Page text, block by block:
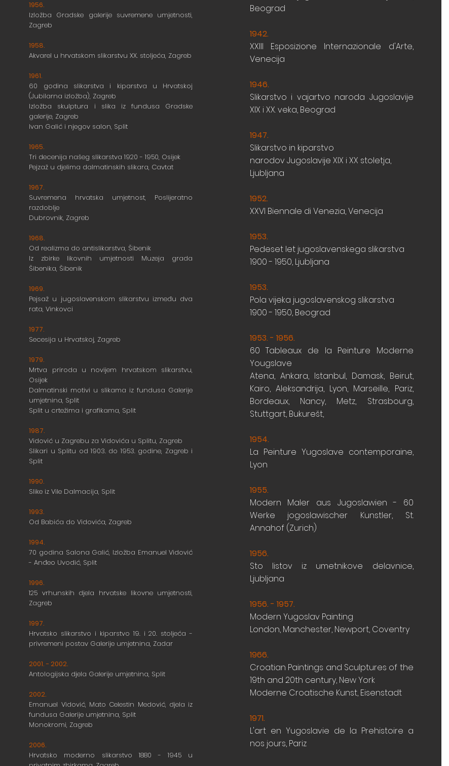
1956.
Izložba Gradske galerije suvremene umjetnosti,
Zagreb
1958.
Akvarel u hrvatskom slikarstvu XX. stoljeća, Zagreb
1961.
60 godina slikarstva i kiparstva u Hrvatskoj
(Jubilarna izložba), Zagreb
Izložba skulptura i slika iz fundusa Gradske
galerije, Zagreb
Ivan Galić i njegov salon, Split
1965.
Tri decenija našeg slikarstva 1920 - 1950, Osijek
Pejzaž u djelima dalmatinskih slikara, Cavtat
1967.
Suvremena hrvatska umjetnost, Poslijeratno
razdoblje
Dubrovnik, Zagreb
1968.
Od realizma do antislikarstva, Šibenik
Iz zbirke likovnih umjetnosti Muzeja grada
Šibenika, Šibenik
1969.
Pejsaž u jugoslavenskom slikarstvu između dva
rata, Vinkovci
1977.
Secesija u Hrvatskoj, Zagreb
1979.
Mrtva priroda u novijem hrvatskom slikarstvu,
Osijek
Dalmatinski motivi u slikama iz fundusa Galerije
umjetnina, Split
Split u crtežima i grafikama, Split
1987.
Vidović u Zagrebu za Vidovića u Splitu, Zagreb
Slikari u Splitu od 1903. do 1953. godine, Zagreb i
Split
1990.
Slike iz Vile Dalmacija, Split
1993.
Od Babića do Vidovića, Zagreb
1994.
70 godina Salona Galić, Izložba Emanuel Vidović
- Anđeo Uvodić, Split
1996.
125 vrhunskih djela hrvatske likovne umjetnosti,
Zagreb
1997.
Hrvatsko slikarstvo i kiparstvo 19. i 20. stoljeća -
privremeni postav Galerije umjetnina, Zadar
2001. - 2002.
Antologijska djela Galerije umjetnina, Split
2002.
Emanuel Vidović, Mato Celestin Medović, djela iz
fundusa Galerije umjetnina, Split
Monokromi, Zagreb
2006.
Hrvatsko moderno slikarstvo 1880 - 1945 u
Beograd
1942.
XXIII Esposizione Internazionale d'Arte,
Venecija
1946.
Slikarstvo i vajartvo naroda Jugoslavije
XIX i XX. veka, Beograd
1947.
Slikarstvo in kiparstvo
narodov Jugoslavije XIX i XX stoletja,
Ljubljana
1952.
XXVI Biennale di Venezia, Venecija
1953.
Pedeset let jugoslavenskega slikarstva
1900 - 1950, Ljubljana
1953.
Pola vijeka jugoslavenskog slikarstva
1900 - 1950, Beograd
1953. - 1956.
60 Tableaux de la Peinture Moderne
Yougslave
Atena, Ankara, Istanbul, Damask, Beirut,
Kairo, Aleksandrija, Lyon, Marseille, Pariz,
Bordeaux, Nancy, Metz, Strasbourg,
Stuttgart, Bukurešt,
1954.
La Peinture Yugoslave contemporaine,
Lyon
1955.
Modern Maler aus Jugoslawien - 60
Werke jogoslawischer Kunstler, St.
Annahof (Zurich)
1956.
Sto listov iz umetnikove delavnice,
Ljubljana
1956. - 1957.
Modern Yugoslav Painting
London, Manchester, Newport, Coventry
1966.
Croatian Paintings and Sculptures of the
19th and 20th century, New York
Moderne Croatische Kunst, Eisenstadt
1971.
L'art en Yugoslavie de la Prehistoire a
nos jours, Pariz